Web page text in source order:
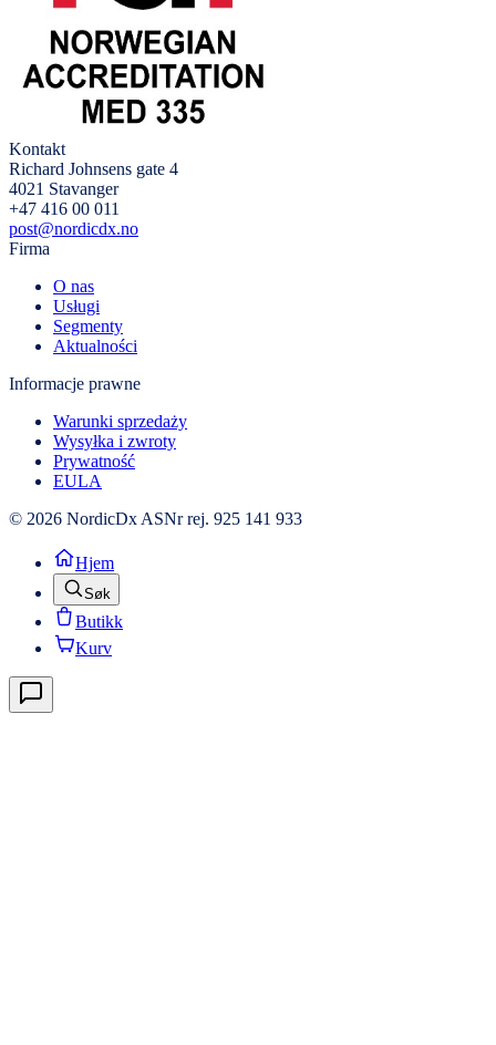
Kontakt
Richard Johnsens gate 4
4021 Stavanger
+47 416 00 011
post@nordicdx.no
Firma
O nas
Usługi
Segmenty
Aktualności
Informacje prawne
Warunki sprzedaży
Wysyłka i zwroty
Prywatność
EULA
© 2026 NordicDx ASNr rej. 925 141 933
Hjem
Søk
Butikk
Kurv